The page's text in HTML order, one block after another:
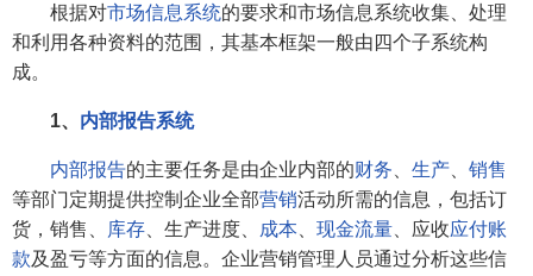
根据对市场信息系统的要求和市场信息系统收集、处理
和利用各种资料的范围，其基本框架一般由四个子系统构
成。
1、 内部报告系统
内部报告的主要任务是由企业内部的财务 生产
销售
等部门定期提供控制企业全部营销活动所需的信息，包括订
货，销售、
库存 、生产进度、 成本 现金流量 、应收应付账
款及盈亏等方面的信息。企业营销管理人员通过分析这些信